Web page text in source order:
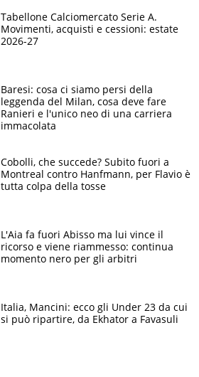
Tabellone Calciomercato Serie A.
Movimenti, acquisti e cessioni: estate
2026-27
Baresi: cosa ci siamo persi della
leggenda del Milan, cosa deve fare
Ranieri e l'unico neo di una carriera
immacolata
Cobolli, che succede? Subito fuori a
Montreal contro Hanfmann, per Flavio è
tutta colpa della tosse
L'Aia fa fuori Abisso ma lui vince il
ricorso e viene riammesso: continua
momento nero per gli arbitri
Italia, Mancini: ecco gli Under 23 da cui
si può ripartire, da Ekhator a Favasuli